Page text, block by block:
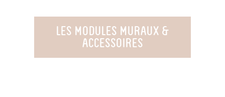
LES MODULES MURAUX &
ACCESSOIRES